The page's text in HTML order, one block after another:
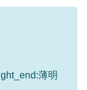
薄明